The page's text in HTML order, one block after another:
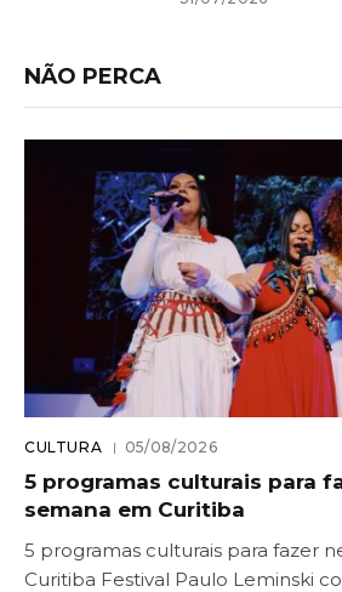
NÃO PERCA
CULTURA 05/08/2026
5 programas culturais para
semana em Curitiba
5 programas culturais para fazer
Curitiba Festival Paulo Leminski